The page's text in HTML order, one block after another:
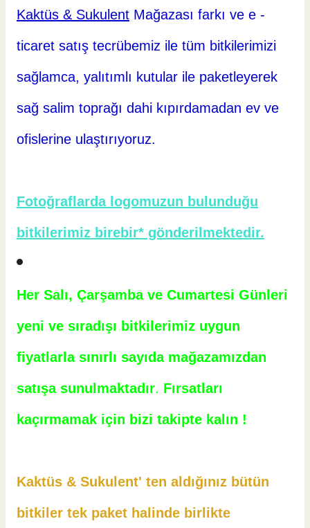
Kaktüs & Sukulent Mağazası farkı ve e -
ticaret satış tecrübemiz ile tüm bitkilerimizi
sağlamca, yalıtımlı kutular ile paketleyerek
sağ salim toprağı dahi kıpırdamadan ev ve
ofislerine ulaştırıyoruz.
Fotoğraflarda logomuzun bulunduğu
bitkilerimiz birebir* gönderilmektedir.
Her Salı, Çarşamba ve Cumartesi Günleri
yeni ve sıradışı bitkilerimiz uygun
fiyatlarla sınırlı sayıda mağazamızdan
satışa sunulmaktadır. Fırsatları
kaçırmamak için bizi takipte kalın !
Kaktüs & Sukulent' ten aldığınız bütün
bitkiler tek paket halinde birlikte